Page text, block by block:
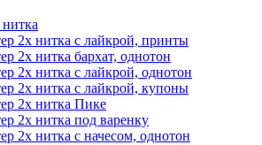
2х нитка с лайкрой, принты
2х нитка бархат, однотон
2х нитка с лайкрой, однотон
2х нитка с лайкрой, купоны
2х нитка Пике
2х нитка под варенку
2х нитка с начесом, однотон